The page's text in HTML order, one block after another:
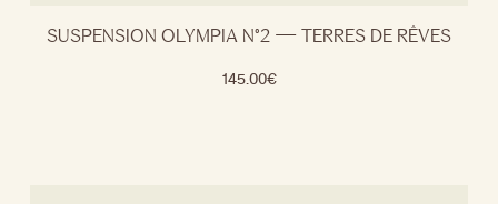
SUSPENSION OLYMPIA N°2 — TERRES DE RÊVES
145.00€